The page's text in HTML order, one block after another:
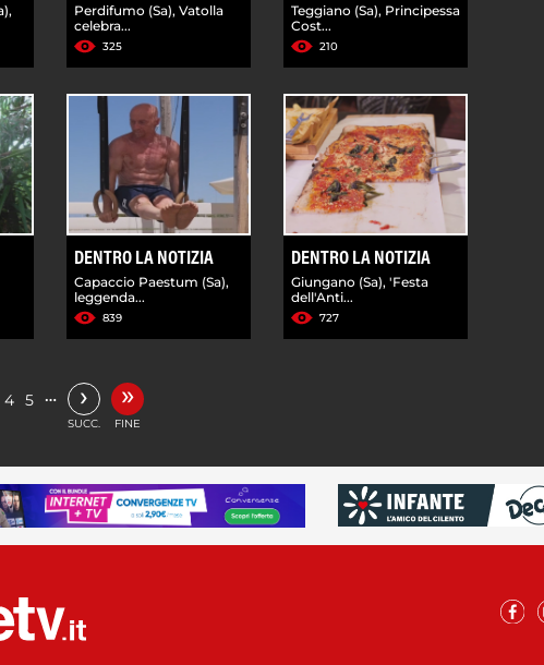
Perdifumo (Sa), Vatolla
celebra...
325
Teggiano (Sa), Principessa
Cost...
210
DENTRO LA NOTIZIA
Capaccio Paestum (Sa),
leggenda...
839
DENTRO LA NOTIZIA
Giungano (Sa), 'Festa
dell'Anti...
727
4 5 … ›
SUCC.
»
FINE